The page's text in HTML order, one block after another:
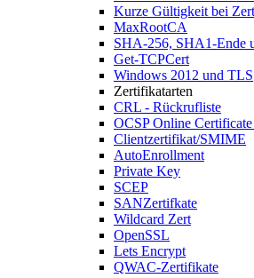
Kurze Gültigkeit bei
MaxRootCA
SHA-256, SHA1-Ende
Get-TCPCert
Windows 2012 und TLS
Zertifikatarten
CRL - Rückrufliste
OCSP Online Certificate
Clientzertifikat/SMIME
AutoEnrollment
Private Key
SCEP
SANZertifkate
Wildcard Zert
OpenSSL
Lets Encrypt
QWAC-Zertifikate